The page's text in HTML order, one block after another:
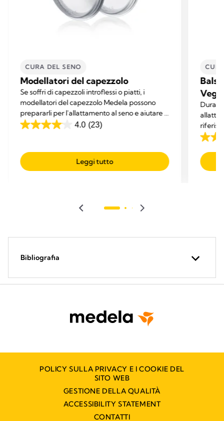
CURA DEL SENO
Modellatori del capezzolo
Se soffri di capezzoli introflessi o piatti, i
modellatori del capezzolo Medela possono
prepararli per l'allattamento al seno e aiutare il
tuo bambino ad attaccarsi.
4.0 (23)
4.0
5
stelle.
Leggi tutto
4.7
su
5
Bibliografia
POLICY SULLA PRIVACY E I COOKIE DEL
SITO WEB
GESTIONE DELLA QUALITÀ
ACCESSIBILITY STATEMENT
CONTATTI